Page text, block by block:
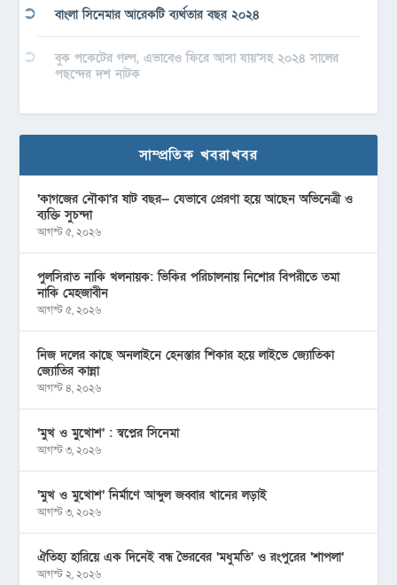
বাংলা সিনেমার আরেকটি ব্যর্থতার বছর ২০২৪
বুক পকেটের গল্প, এভাবেও ফিরে আসা যায়’সহ ২০২৪ সালের
পছন্দের দশ নাটক
সাম্প্রতিক খবরাখবর
‘কাগজের নৌকা’র ষাট বছর— যেভাবে প্রেরণা হয়ে আছেন অভিনেত্রী ও
ব্যক্তি সুচন্দা
আগস্ট ৫, ২০২৬
পুলসিরাত নাকি খলনায়ক: ভিকির পরিচালনায় নিশোর বিপরীতে তমা
নাকি মেহজাবীন
আগস্ট ৫, ২০২৬
নিজ দলের কাছে অনলাইনে হেনস্তার শিকার হয়ে লাইভে জ্যোতিকা
জ্যোতির কান্না
আগস্ট ৪, ২০২৬
‘মুখ ও মু্খোশ’ : স্বপ্নের সিনেমা
আগস্ট ৩, ২০২৬
‘মুখ ও মুখোশ’ নির্মাণে আব্দুল জব্বার খানের লড়াই
আগস্ট ৩, ২০২৬
ঐতিহ্য হারিয়ে এক দিনেই বন্ধ ভৈরবের ‘মধুমতি’ ও রংপুরের ‘শাপলা’
আগস্ট ২, ২০২৬